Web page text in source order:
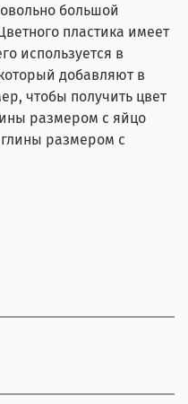
большой
пластика имеет
используется в
добавляют в
чтобы получить цвет
размером с яйцо
размером с